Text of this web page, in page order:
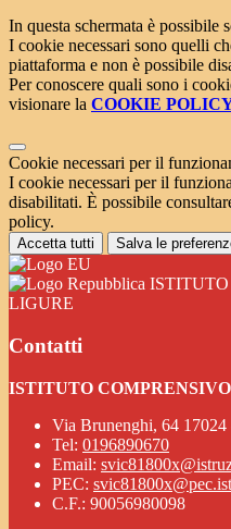
In questa schermata è possibile
I cookie necessari sono quelli
piattaforma e non è possibile
Per conoscere quali sono i
visionare la COOKIE
Cookie necessari per il
I cookie necessari per il
disabilitati. È possibile
policy.
Accetta tutti Salva le
LIGURE
Contatti
ISTITUTO
Via Brunenghi, 64
Tel: 0196890670
Email:
PEC:
C.F.: 90056980098